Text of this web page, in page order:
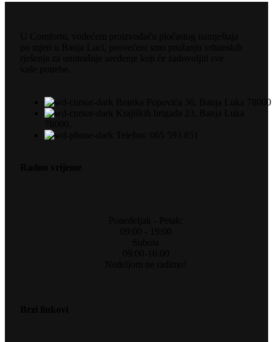
Branka Popovića 36, Banja Luka 78000